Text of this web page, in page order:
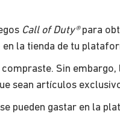
Call of Duty®para
en la tienda de tu
Sin
sean artículos
pueden gastar en la